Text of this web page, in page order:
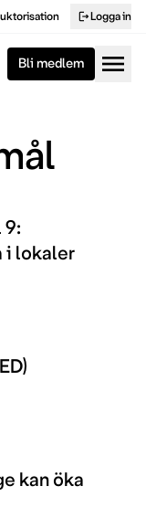
logoutLogga in
Bli medlem menu
i lokaler
kan öka